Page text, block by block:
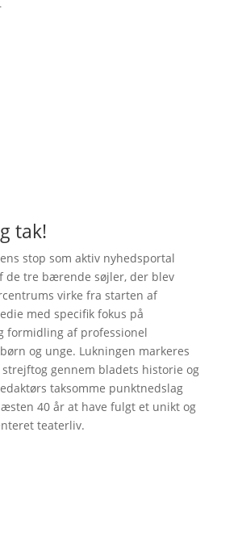
tak!
stop som aktiv nyhedsportal
de tre bærende søjler, der blev
virke fra starten af
med specifik fokus på
formidling af professionel
og unge. Lukningen markeres
gennem bladets historie og
taksomme punktnedslag
40 år at have fulgt et unikt og
teaterliv.